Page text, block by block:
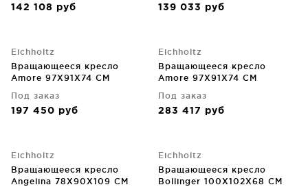
142 108 руб 139 033 руб
Eichholtz
Вращающееся кресло
Amore 97X91X74 CM
Под заказ
197 450 руб
Eichholtz
Вращающееся кресло
Amore 97X91X74 CM
Под заказ
283 417 руб
Eichholtz
Вращающееся кресло
Angelina 78X90X109 CM
Eichholtz
Вращающееся кресло
Bollinger 100X102X68 CM